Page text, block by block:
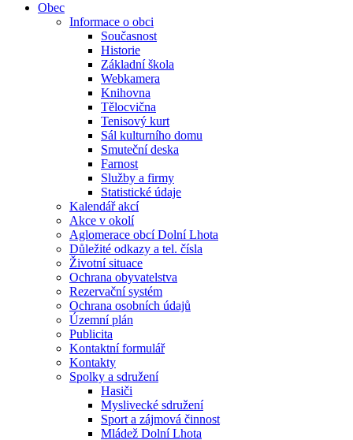
Obec
Informace o obci
Současnost
Historie
Základní škola
Webkamera
Knihovna
Tělocvična
Tenisový kurt
Sál kulturního domu
Smuteční deska
Farnost
Služby a firmy
Statistické údaje
Kalendář akcí
Akce v okolí
Aglomerace obcí Dolní Lhota
Důležité odkazy a tel. čísla
Životní situace
Ochrana obyvatelstva
Rezervační systém
Ochrana osobních údajů
Územní plán
Publicita
Kontaktní formulář
Kontakty
Spolky a sdružení
Hasiči
Myslivecké sdružení
Sport a zájmová činnost
Mládež Dolní Lhota